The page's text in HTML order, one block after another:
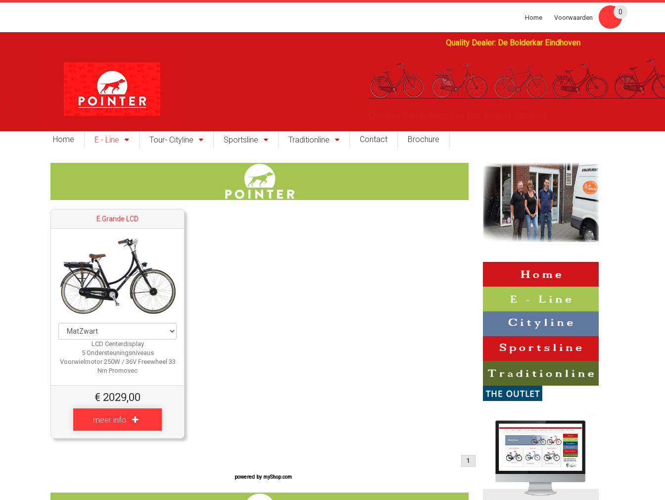
Quality Dealer: De Bolderkar Eindhoven
Home Voorwaarden
0
Home E - Line Tour- Cityline Sportsline Traditionline Contact Brochure
E.Grande LCD
LCD Centerdisplay
5 Ondersteuningsniveaus
Voorwielmotor 250W / 36V Freewheel 33
Nm Promovec
€ 2029,00
meer info
1
powered by myShop.com